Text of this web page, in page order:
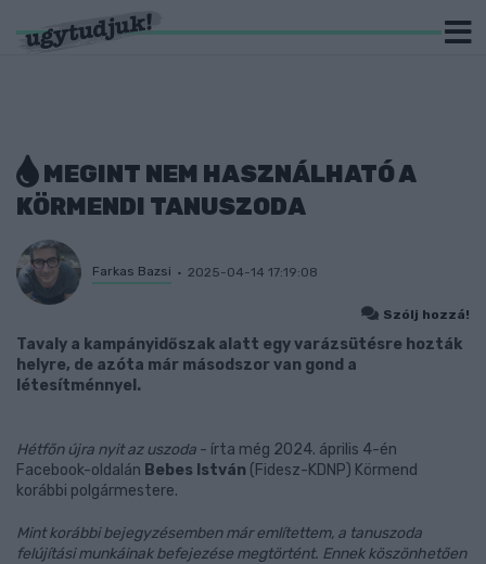
MEGINT NEM HASZNÁLHATÓ A
KÖRMENDI TANUSZODA
Farkas Bazsi 2025-04-14 17:19:08
Szólj hozzá!
Tavaly a kampányidőszak alatt egy varázsütésre hozták
helyre, de azóta már másodszor van gond a
létesítménnyel.
Hétfőn újra nyit az uszoda - írta még 2024. április 4-én
Facebook-oldalán Bebes István (Fidesz-KDNP) Körmend
korábbi polgármestere.
Mint korábbi bejegyzésemben már említettem, a tanuszoda
felújítási munkáinak befejezése megtörtént. Ennek köszönhetően